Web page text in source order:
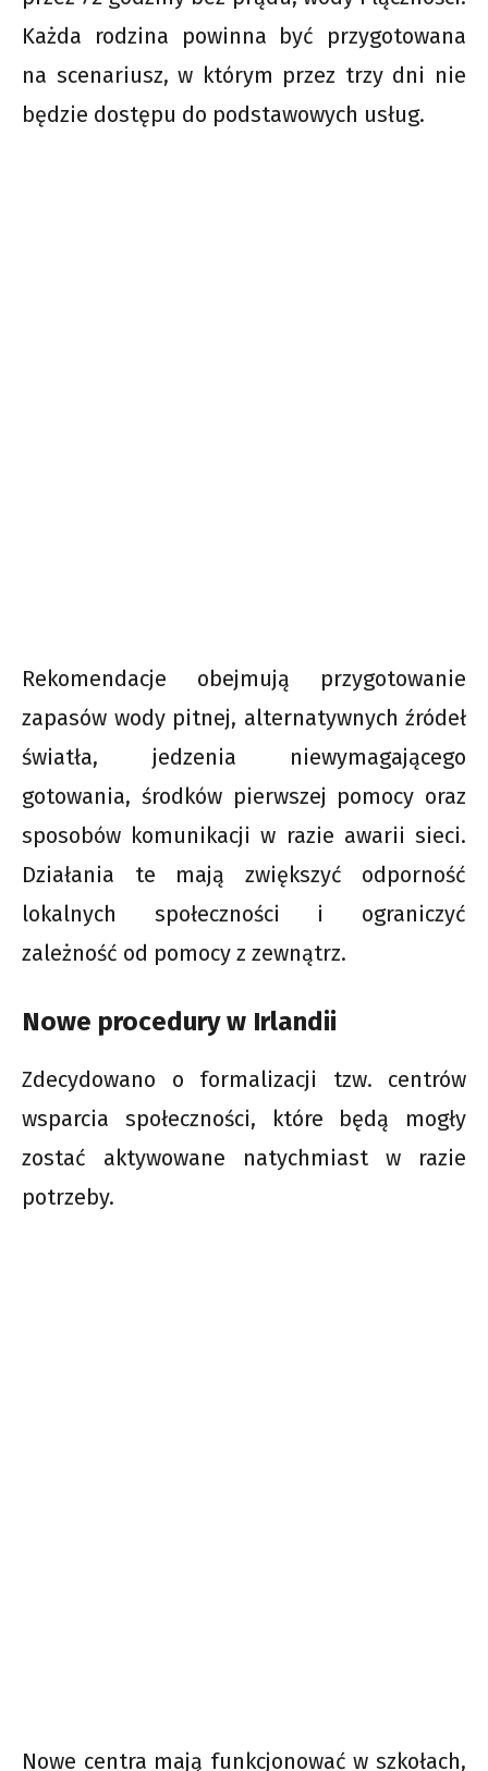
Każda rodzina powinna być przygotowana
na scenariusz, w którym przez trzy dni nie
będzie dostępu do podstawowych usług.
Rekomendacje obejmują przygotowanie
zapasów wody pitnej, alternatywnych źródeł
światła, jedzenia niewymagającego
gotowania, środków pierwszej pomocy oraz
sposobów komunikacji w razie awarii sieci.
Działania te mają zwiększyć odporność
lokalnych społeczności i ograniczyć
zależność od pomocy z zewnątrz.
Nowe procedury w Irlandii
Zdecydowano o formalizacji tzw. centrów
wsparcia społeczności, które będą mogły
zostać aktywowane natychmiast w razie
potrzeby.
Nowe centra mają funkcjonować w szkołach,